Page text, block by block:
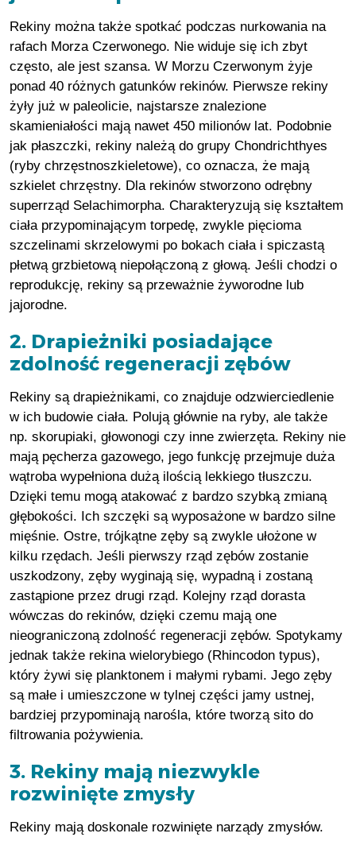
Rekiny można także spotkać podczas nurkowania na
rafach Morza Czerwonego. Nie widuje się ich zbyt
często, ale jest szansa. W Morzu Czerwonym żyje
ponad 40 różnych gatunków rekinów. Pierwsze rekiny
żyły już w paleolicie, najstarsze znalezione
skamieniałości mają nawet 450 milionów lat. Podobnie
jak płaszczki, rekiny należą do grupy Chondrichthyes
(ryby chrzęstnoszkieletowe), co oznacza, że mają
szkielet chrzęstny. Dla rekinów stworzono odrębny
superrząd Selachimorpha. Charakteryzują się kształtem
ciała przypominającym torpedę, zwykle pięcioma
szczelinami skrzelowymi po bokach ciała i spiczastą
płetwą grzbietową niepołączoną z głową. Jeśli chodzi o
reprodukcję, rekiny są przeważnie żyworodne lub
jajorodne.
2. Drapieżniki posiadające
zdolność regeneracji zębów
Rekiny są drapieżnikami, co znajduje odzwierciedlenie
w ich budowie ciała. Polują głównie na ryby, ale także
np. skorupiaki, głowonogi czy inne zwierzęta. Rekiny nie
mają pęcherza gazowego, jego funkcję przejmuje duża
wątroba wypełniona dużą ilością lekkiego tłuszczu.
Dzięki temu mogą atakować z bardzo szybką zmianą
głębokości. Ich szczęki są wyposażone w bardzo silne
mięśnie. Ostre, trójkątne zęby są zwykle ułożone w
kilku rzędach. Jeśli pierwszy rząd zębów zostanie
uszkodzony, zęby wyginają się, wypadną i zostaną
zastąpione przez drugi rząd. Kolejny rząd dorasta
wówczas do rekinów, dzięki czemu mają one
nieograniczoną zdolność regeneracji zębów. Spotykamy
jednak także rekina wielorybiego (Rhincodon typus),
który żywi się planktonem i małymi rybami. Jego zęby
są małe i umieszczone w tylnej części jamy ustnej,
bardziej przypominają narośla, które tworzą sito do
filtrowania pożywienia.
3. Rekiny mają niezwykle
rozwinięte zmysły
Rekiny mają doskonale rozwinięte narządy zmysłów.